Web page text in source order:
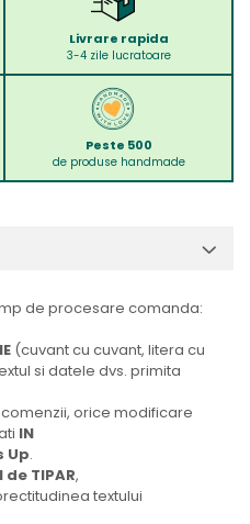
Livrare rapida
3-4 zile lucratoare
Peste 500
de produse handmade
de procesare comanda:
(cuvant cu cuvant, litera cu
si datele dvs. primita
orice modificare
IN
Up.
de TIPAR,
textului